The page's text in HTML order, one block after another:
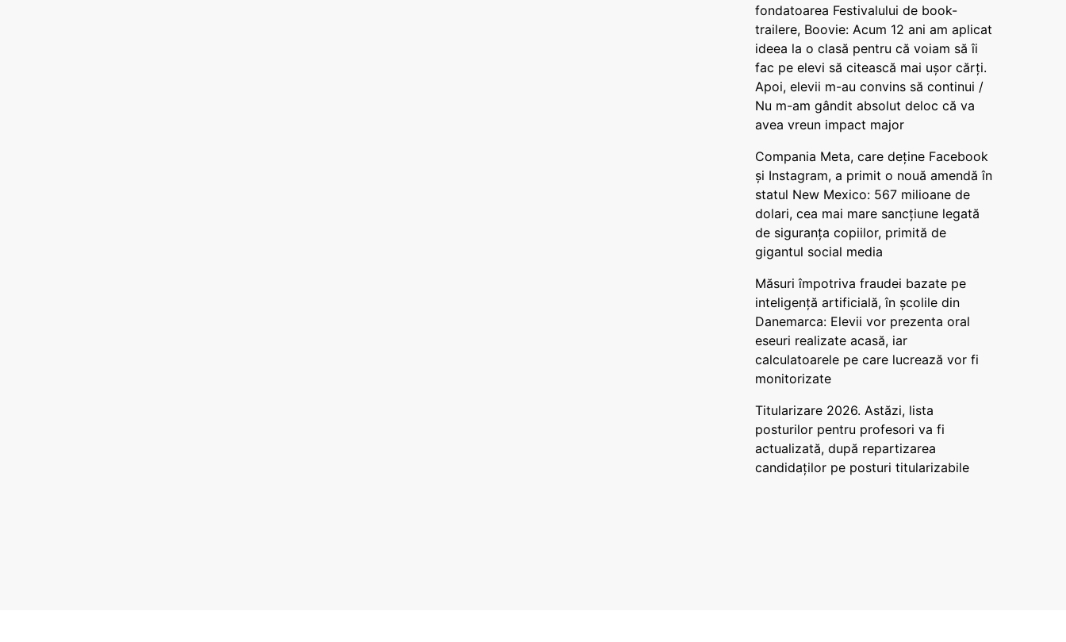
fondatoarea Festivalului de book-
trailere, Boovie: Acum 12 ani am aplicat
ideea la o clasă pentru că voiam să îi
fac pe elevi să citească mai ușor cărți.
Apoi, elevii m-au convins să continui /
Nu m-am gândit absolut deloc că va
avea vreun impact major
Compania Meta, care deține Facebook
și Instagram, a primit o nouă amendă în
statul New Mexico: 567 milioane de
dolari, cea mai mare sancțiune legată
de siguranța copiilor, primită de
gigantul social media
Măsuri împotriva fraudei bazate pe
inteligență artificială, în școlile din
Danemarca: Elevii vor prezenta oral
eseuri realizate acasă, iar
calculatoarele pe care lucrează vor fi
monitorizate
Titularizare 2026. Astăzi, lista
posturilor pentru profesori va fi
actualizată, după repartizarea
candidaților pe posturi titularizabile